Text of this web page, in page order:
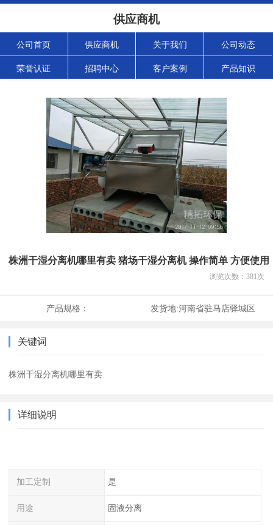
供应商机
公司首页 供应商机 关于我们 公司动态
荣誉认证 招聘中心 客户案例 产品知识
株洲干湿分离机哪里有卖 猪场干湿分离机 操作简单 方便使用
浏览次数： 381次
产品规格： 发货地:河南省驻马店驿城区
关键词
株洲干湿分离机哪里有卖
详细说明
加工定制 是
用途 固液分离